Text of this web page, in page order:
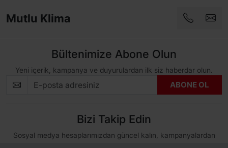
Mutlu Klima
Bültenimize Abone Olun
Yeni içerik, kampanya ve duyurulardan ilk siz haberdar olun.
ABONE OL
Bizi Takip Edin
Sosyal medya hesaplarımızdan güncel kalın, kampanyalardan